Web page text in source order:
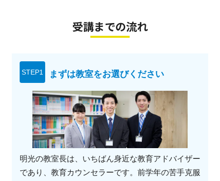
受講までの流れ
STEP1 まずは教室をお選びください
明光の教室長は、いちばん身近な教育アドバイザー
であり、教育カウンセラーです。前学年の苦手克服